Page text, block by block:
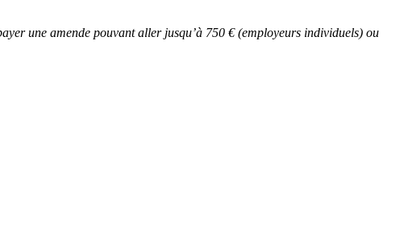
une amende pouvant aller jusqu’à 750 € (employeurs individuels) ou